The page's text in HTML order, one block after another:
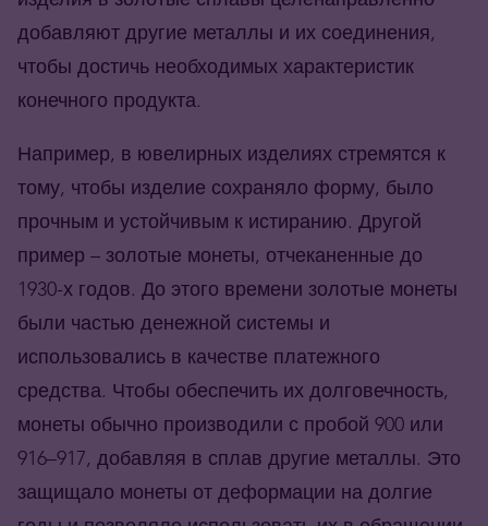
добавляют другие металлы и их соединения,
чтобы достичь необходимых характеристик
конечного продукта.
Например, в ювелирных изделиях стремятся к
тому, чтобы изделие сохраняло форму, было
прочным и устойчивым к истиранию. Другой
пример – золотые монеты, отчеканенные до
1930-х годов. До этого времени золотые монеты
были частью денежной системы и
использовались в качестве платежного
средства. Чтобы обеспечить их долговечность,
монеты обычно производили с пробой 900 или
916–917, добавляя в сплав другие металлы. Это
защищало монеты от деформации на долгие